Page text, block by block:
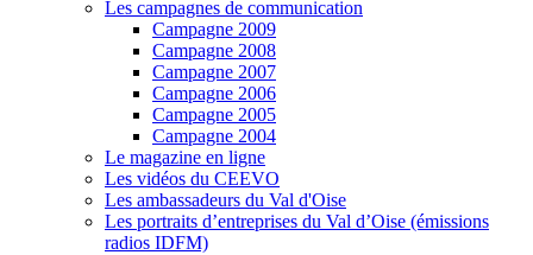
Les campagnes de communication
Campagne 2009
Campagne 2008
Campagne 2007
Campagne 2006
Campagne 2005
Campagne 2004
Le magazine en ligne
Les vidéos du CEEVO
Les ambassadeurs du Val d'Oise
Les portraits d’entreprises du Val d’Oise (émissions
radios IDFM)